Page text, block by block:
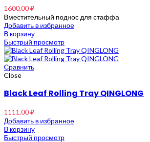
1600,00₽
Вместительный поднос для стаффа
Добавить в избранное
В корзину
Быстрый просмотр
Сравнить
Close
Black Leaf Rolling Tray QINGLONG
1111,00₽
Добавить в избранное
В корзину
Быстрый просмотр